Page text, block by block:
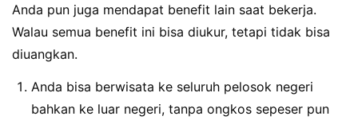
Anda pun juga mendapat benefit lain saat bekerja.
Walau semua benefit ini bisa diukur, tetapi tidak bisa
diuangkan.
Anda bisa berwisata ke seluruh pelosok negeri
bahkan ke luar negeri, tanpa ongkos sepeser pun